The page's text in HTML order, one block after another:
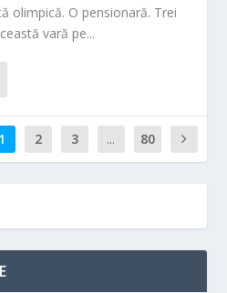
olimpică. O pensionară. Trei
vară pe...
1 2 3 ... 80